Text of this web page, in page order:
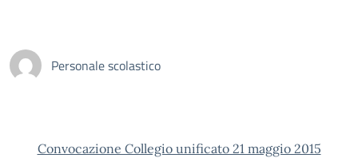
Personale scolastico
Convocazione Collegio unificato 21 maggio 2015